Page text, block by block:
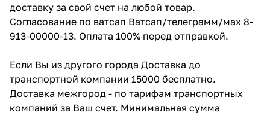
доставку за свой счет на любой товар.
Согласование по ватсап Ватсап/телеграмм/мах 8-
913-00000-13. Оплата 100% перед отправкой.
Если Вы из другого города Доставка до
транспортной компании 15000 бесплатно.
Доставка межгород - по тарифам транспортных
компаний за Ваш счет. Минимальная сумма